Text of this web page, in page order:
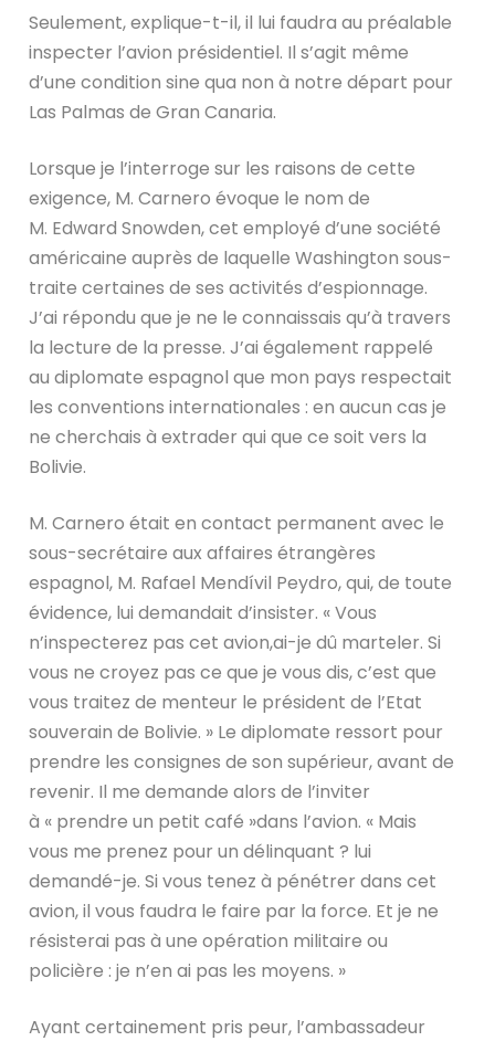
Seulement, explique-t-il, il lui faudra au préalable
inspecter l’avion présidentiel. Il s’agit même
d’une condition sine qua non à notre départ pour
Las Palmas de Gran Canaria.
Lorsque je l’interroge sur les raisons de cette
exigence, M. Carnero évoque le nom de
M. Edward Snowden, cet employé d’une société
américaine auprès de laquelle Washington sous-
traite certaines de ses activités d’espionnage.
J’ai répondu que je ne le connaissais qu’à travers
la lecture de la presse. J’ai également rappelé
au diplomate espagnol que mon pays respectait
les conventions internationales : en aucun cas je
ne cherchais à extrader qui que ce soit vers la
Bolivie.
M. Carnero était en contact permanent avec le
sous-secrétaire aux affaires étrangères
espagnol, M. Rafael Mendívil Peydro, qui, de toute
évidence, lui demandait d’insister. « Vous
n’inspecterez pas cet avion,ai-je dû marteler. Si
vous ne croyez pas ce que je vous dis, c’est que
vous traitez de menteur le président de l’Etat
souverain de Bolivie. » Le diplomate ressort pour
prendre les consignes de son supérieur, avant de
revenir. Il me demande alors de l’inviter
à « prendre un petit café »dans l’avion. « Mais
vous me prenez pour un délinquant ? lui
demandé-je. Si vous tenez à pénétrer dans cet
avion, il vous faudra le faire par la force. Et je ne
résisterai pas à une opération militaire ou
policière : je n’en ai pas les moyens. »
Ayant certainement pris peur, l’ambassadeur